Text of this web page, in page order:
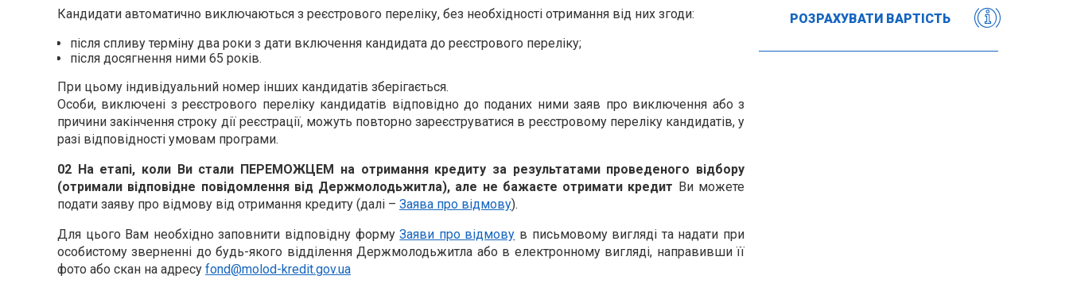
РОЗРАХУВАТИ ВАРТІСТЬ
Кандидати автоматично виключаються з реєстрового переліку, без необхідності отримання від них згоди:
після спливу терміну два роки з дати включення кандидата до реєстрового переліку;
після досягнення ними 65 років.
При цьому індивідуальний номер інших кандидатів зберігається.
Особи, виключені з реєстрового переліку кандидатів відповідно до поданих ними заяв про виключення або з
причини закінчення строку дії реєстрації, можуть повторно зареєструватися в реєстровому переліку кандидатів, у
разі відповідності умовам програми.
02 На етапі, коли Ви стали ПЕРЕМОЖЦЕМ на отримання кредиту за результатами проведеного відбору
(отримали відповідне повідомлення від Держмолодьжитла), але не бажаєте отримати кредит Ви можете
подати заяву про відмову від отримання кредиту (далі – Заява про відмову).
Для цього Вам необхідно заповнити відповідну формуЗаяви про відмову в письмовому вигляді та надати при
особистому зверненні до будь-якого відділення Держмолодьжитла або в електронному вигляді, направивши її
фото або скан на адресу fond@molod-kredit.gov.ua